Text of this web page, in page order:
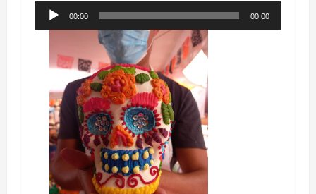
Reproductor
de
00:00 00:00